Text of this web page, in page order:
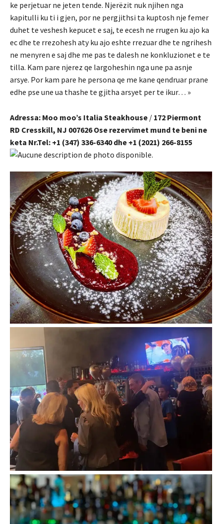
ke perjetuar ne jeten tende. Njerëzit nuk njihen nga
kapitulli ku ti i gjen, por ne pergjithsi ta kuptosh nje femer
duhet te veshesh kepucet e saj, te ecesh ne rrugen ku ajo ka
ec dhe te rrezohesh aty ku ajo eshte rrezuar dhe te ngrihesh
ne menyren e saj dhe me pas te dalesh ne konkluzionet e te
tilla. Kam pare njerez qe largoheshin nga une pa asnje
arsye. Por kam pare he persona qe me kane qendruar prane
edhe pse une ua thashe te gjitha arsyet per te ikur… »
Adressa: Moo moo’s Italia Steakhouse / 172 Piermont
RD Cresskill, NJ 007626 Ose rezervimet mund te beni ne
keta Nr.Tel: +1 (347) 336-6340dhe +1 (2021) 266-8155